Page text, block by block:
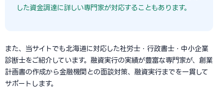
した資金調達に詳しい専門家が対応することもあります。
また、当サイトでも北海道に対応した社労士・行政書士・中小企業
診断士をご紹介しています。融資実行の実績が豊富な専門家が、創業
計画書の作成から金融機関との面談対策、融資実行までを一貫して
サポートします。